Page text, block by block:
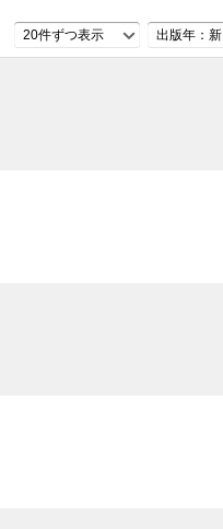
20件ずつ表示 出版年：